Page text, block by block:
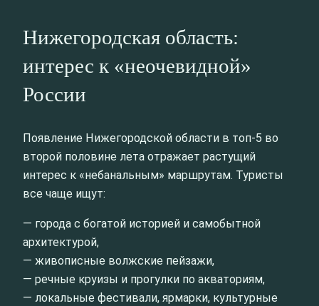
Нижегородская область:
интерес к «неочевидной»
России
Появление Нижегородской области в топ‑5 во
второй половине лета отражает растущий
интерес к «небанальным» маршрутам. Туристы
все чаще ищут:
— города с богатой историей и самобытной
архитектурой,
— живописные волжские пейзажи,
— речные круизы и прогулки по акваториям,
— локальные фестивали, ярмарки, культурные